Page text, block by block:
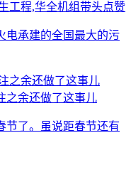
电承建的全国最大的污
之余还做了这事儿
节了。虽说距春节还有